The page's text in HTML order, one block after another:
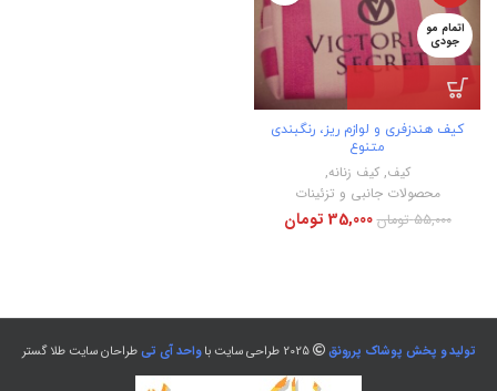
اتمام مو
جودی
کیف هندزفری و لوازم ریز، رنگبندی
متنوع
کیف,کیف زنانه,
محصولات جانبی و تزئینات
55,000 تومان 35,000 تومان
تولید و پخش پوشاک پررونق 2025 طراحی سایت با واحد آی تیطراحان سایت طلا گستر